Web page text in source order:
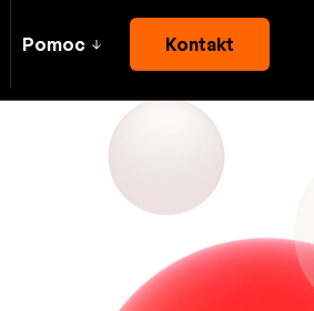
Pomoc Kontakt